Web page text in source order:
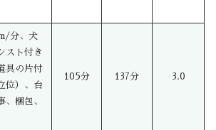
分、犬
スト付き
具の片付
位）、台
、梱包、
105分 137分 3.0